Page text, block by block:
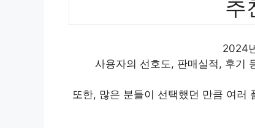
추
2024
사용자의 선호도, 판매실적, 후기
또한, 많은 분들이 선택했던 만큼 여러